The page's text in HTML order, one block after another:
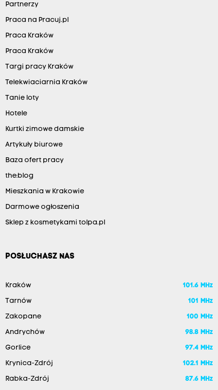
Partnerzy
Praca na Pracuj.pl
Praca Kraków
Praca Kraków
Targi pracy Kraków
Telekwiaciarnia Kraków
Tanie loty
Hotele
Kurtki zimowe damskie
Artykuły biurowe
Baza ofert pracy
the:blog
Mieszkania w Krakowie
Darmowe ogłoszenia
Sklep z kosmetykami tolpa.pl
POSŁUCHASZ NAS
Kraków 101.6 MHz
Tarnów 101 MHz
Zakopane 100 MHz
Andrychów 98.8 MHz
Gorlice 97.4 MHz
Krynica-Zdrój 102.1 MHz
Rabka-Zdrój 87.6 MHz